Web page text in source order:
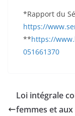
*Rapport du
https://
**https://
051661370
Loi intégrale
femmes et